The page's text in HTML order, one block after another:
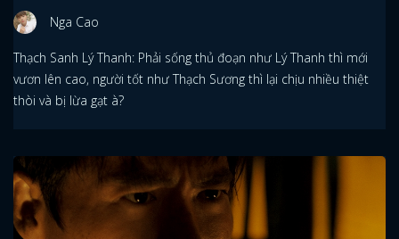
Nga Cao
Thạch Sanh Lý Thanh: Phải sống thủ đoạn như Lý Thanh thì mới
vươn lên cao, người tốt như Thạch Sương thì lại chịu nhiều thiệt
thòi và bị lừa gạt à?